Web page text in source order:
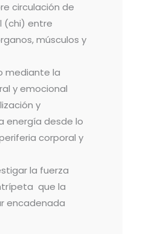
circulación de
(chi) entre
músculos y
mediante la
y emocional
y
energía desde lo
corporal y
la fuerza
que la
encadenada